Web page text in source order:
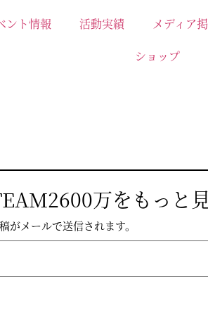
ント情報 活動実績 メディア
ショップ
万をもっと
がメールで送信されます。